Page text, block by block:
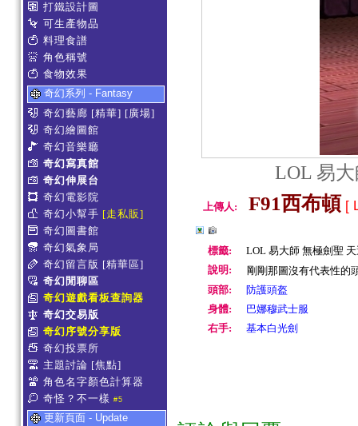
打鐵設計圖
可生產物品
料理食譜
角色稱號
食物效果
奇幻系列 - Fantasy
奇幻藝廊 [精華] [廣場]
奇幻繪圖館
奇幻音樂廳
奇幻寫真館
奇幻伸展台
奇幻電影院
奇幻小幫手 [走私販]
奇幻圖書館
奇幻氣象局
奇幻留言版 [精華區]
奇幻閒聊區
奇幻遊戲看板查詢器
奇幻交易版
奇幻序號分享版
奇幻投票所
主題討論 [焦點]
角色名字顏色計算器
奇怪？不一樣 #5
更新頁面 - Update
LOL 易
上傳人: F91西布頓 [
標籤:
LOL 易大師 無極劍聖
說明:
剛剛那圖沒有代表性的
頭部:
防護頭盔
身體:
巴娜穆武士服
右手:
基本白光劍